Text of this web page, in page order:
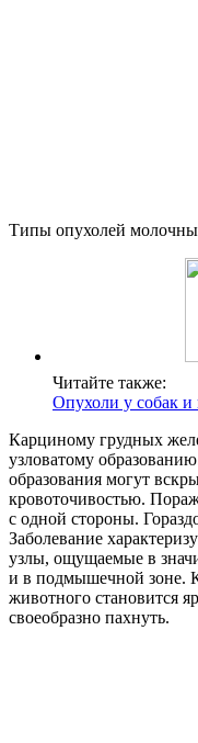
Типы опухолей
Читайте также:
Опухоли у собак и
Карциному грудных
узловатому
образования могут
кровоточивостью.
с одной стороны.
Заболевание
узлы, ощущаемые в
и в подмышечной зоне.
животного становится
своеобразно пахнуть.